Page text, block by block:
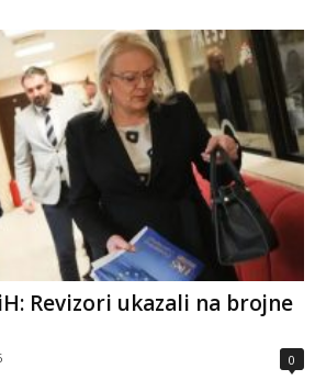
Revizori ukazali na brojne
0